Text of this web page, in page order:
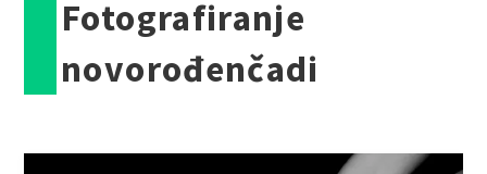
Fotografiranje
novorođenčadi